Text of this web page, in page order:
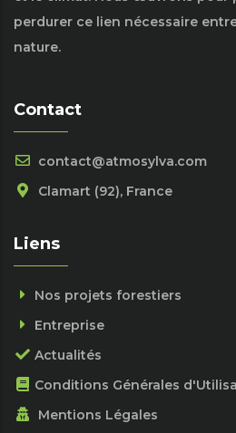
perdurer ce lien nécessaire
nature.
Contact
contact@atmosylva.com
Clamart (92), France
Liens
Nos projets forestiers
Entreprise
Actualités
Conditions Générales
Mentions Légales